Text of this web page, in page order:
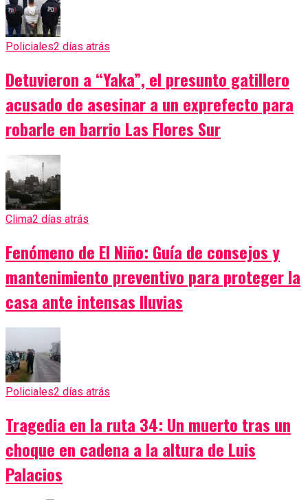
Policiales2 días atrás
Detuvieron a “Yaka”, el presunto gatillero
acusado de asesinar a un exprefecto para
robarle en barrio Las Flores Sur
Clima2 días atrás
Fenómeno de El Niño: Guía de consejos y
mantenimiento preventivo para proteger la
casa ante intensas lluvias
Policiales2 días atrás
Tragedia en la ruta 34: Un muerto tras un
choque en cadena a la altura de Luis
Palacios